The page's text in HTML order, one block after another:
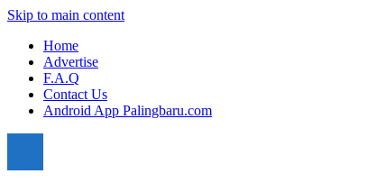
Skip to main content
Home
Advertise
F.A.Q
Contact Us
Android App Palingbaru.com